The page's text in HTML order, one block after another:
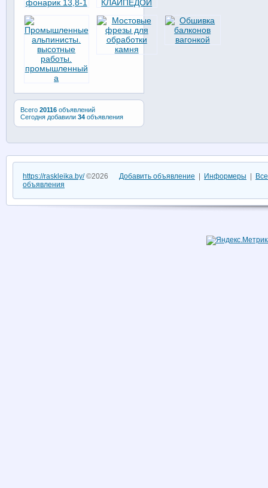
Всего 20116объявлений
Сегодня добавили 34объявления
https://raskleika.by/©2026 Добавить объявление Информеры
объявления